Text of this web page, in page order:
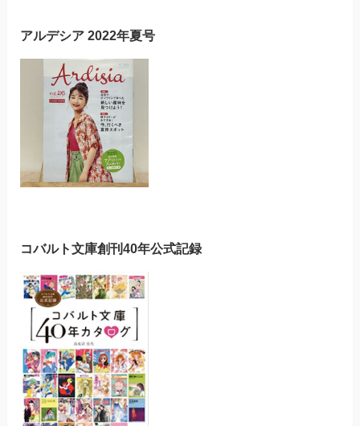
アルデシア 2022年夏号
コバルト文庫創刊40年公式記録